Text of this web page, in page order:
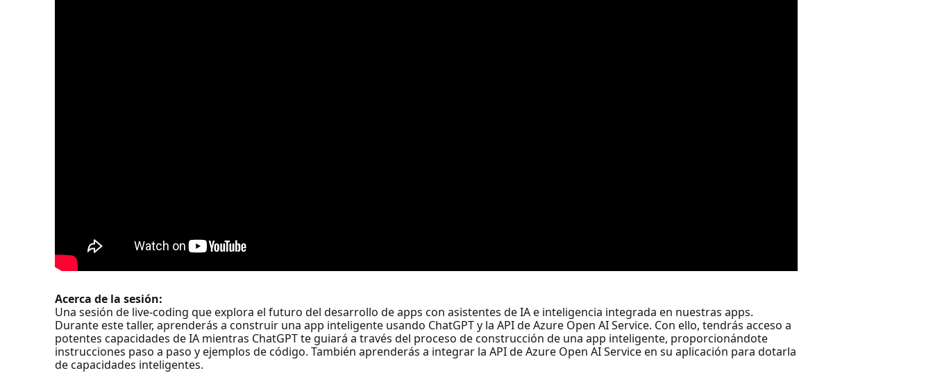
Acerca de la sesión:
Una sesión de live-coding que explora el futuro del desarrollo de apps con asistentes de IA e inteligencia integrada en nuestras apps.
Durante este taller, aprenderás a construir una app inteligente usando ChatGPT y la API de Azure Open AI Service. Con ello, tendrás acceso a
potentes capacidades de IA mientras ChatGPT te guiará a través del proceso de construcción de una app inteligente, proporcionándote
instrucciones paso a paso y ejemplos de código. También aprenderás a integrar la API de Azure Open AI Service en su aplicación para dotarla
de capacidades inteligentes.